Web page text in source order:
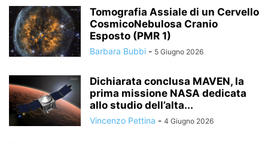
Tomografia Assiale di un Cervello
CosmicoNebulosa Cranio
Esposto (PMR 1)
Barbara Bubbi - 5 Giugno 2026
Dichiarata conclusa MAVEN, la
prima missione NASA dedicata
allo studio dell’alta...
Vincenzo Pettina - 4 Giugno 2026